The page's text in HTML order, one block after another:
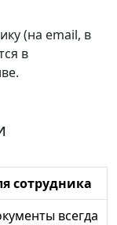
(на email, в
в
сотрудника
всегда